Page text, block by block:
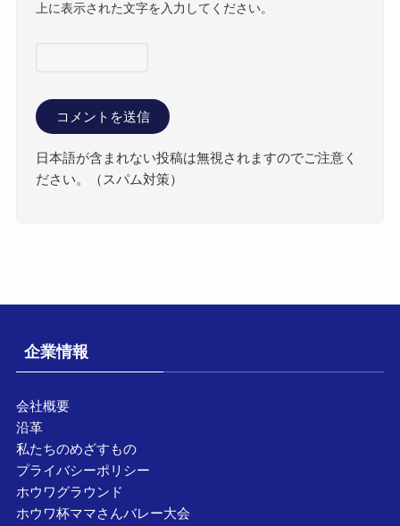
上に表示された文字を入力してください。
日本語が含まれない投稿は無視されますのでご注意く
ださい。（スパム対策）
企業情報
会社概要
沿革
私たちのめざすもの
プライバシーポリシー
ホウワグラウンド
ホウワ杯ママさんバレー大会